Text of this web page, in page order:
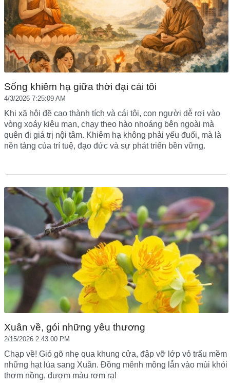
Sống khiêm hạ giữa thời đại cái tôi
4/3/2026 7:25:09 AM
Khi xã hội đề cao thành tích và cái tôi, con người dễ rơi vào
vòng xoáy kiêu mạn, chạy theo hào nhoáng bên ngoài mà
quên đi giá trị nội tâm. Khiêm hạ không phải yếu đuối, mà là
nền tảng của trí tuệ, đạo đức và sự phát triển bền vững.
Xuân về, gói những yêu thương
2/15/2026 2:43:00 PM
Chạp về! Gió gõ nhẹ qua khung cửa, đập vỡ lớp vỏ trấu mềm
những hạt lúa sang Xuân. Đồng mênh mông lẫn vào mùi khói
thơm nồng, đượm màu rơm rạ!